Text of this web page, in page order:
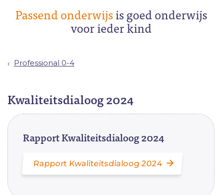
Passend onderwijsis goed onderwijs
voor ieder kind
Professional 0-4
Kwaliteitsdialoog 2024
Rapport Kwaliteitsdialoog 2024
Rapport Kwaliteitsdialoog 2024